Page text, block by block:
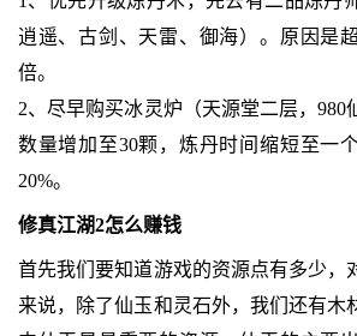
逍遥、古剑、天雷、御海）。原因是
倍。
2、尽早购买冰灵炉（天源堂二层，980
数量增加至30颗，炼丹时间缩短至一
20%。
修真江湖2怎么赚钱
首先我们要知道游戏的资源点有多少，
来说，除了仙玉和灵石外，我们还有木